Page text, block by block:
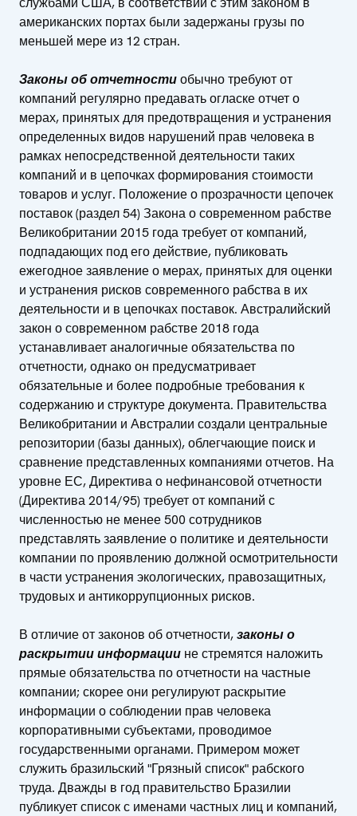
американских портах были задержаны грузы по
меньшей мере из 12 стран.
Законы об отчетностиобычно требуют от
компаний регулярно предавать огласке отчет о
мерах, принятых для предотвращения и устранения
определенных видов нарушений прав человека в
рамках непосредственной деятельности таких
компаний и в цепочках формирования стоимости
товаров и услуг. Положение о прозрачности цепочек
поставок (раздел 54) Закона о современном рабстве
Великобритании 2015 года требует от компаний,
подпадающих под его действие, публиковать
ежегодное заявление о мерах, принятых для оценки
и устранения рисков современного рабства в их
деятельности и в цепочках поставок. Австралийский
закон о современном рабстве 2018 года
устанавливает аналогичные обязательства по
отчетности, однако он предусматривает
обязательные и более подробные требования к
содержанию и структуре документа. Правительства
Великобритании и Австралии создали центральные
репозитории (базы данных), облегчающие поиск и
сравнение представленных компаниями отчетов. На
уровне ЕС, Директива о нефинансовой отчетности
(Директива 2014/95) требует от компаний с
численностью не менее 500 сотрудников
представлять заявление о политике и деятельности
компании по проявлению должной осмотрительности
в части устранения экологических, правозащитных,
трудовых и антикоррупционных рисков.
В отличие от законов об отчетности,законы о
раскрытии информации не стремятся наложить
прямые обязательства по отчетности на частные
компании; скорее они регулируют раскрытие
информации о соблюдении прав человека
корпоративными субъектами, проводимое
государственными органами. Примером может
служить бразильский "Грязный список" рабского
труда. Дважды в год правительство Бразилии
публикует список с именами частных лиц и компаний,